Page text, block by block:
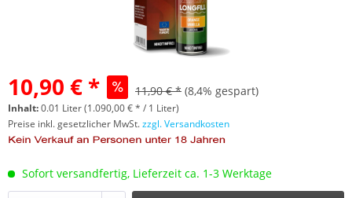
10,90 € * 11,90 € * (8,4% gespart)
Inhalt:0.01 Liter (1.090,00 € * / 1 Liter)
Preise inkl. gesetzlicher MwSt.zzgl. Versandkosten
Sofort versandfertig, Lieferzeit ca. 1-3 Werktage